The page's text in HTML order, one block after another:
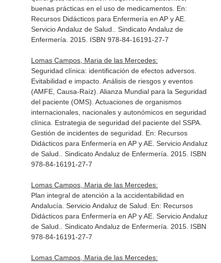
buenas prácticas en el uso de medicamentos. En:
Recursos Didácticos para Enfermería en AP y AE.
Servicio Andaluz de Salud.
. Sindicato Andaluz de
Enfermería. 2015. ISBN 978-84-16191-27-7
Lomas Campos, Maria de las Mercedes:
Seguridad clínica: identificación de efectos adversos.
Evitabilidad e impacto. Análisis de riesgos y eventos
(AMFE, Causa-Raíz). Alianza Mundial para la Seguridad
del paciente (OMS). Actuaciones de organismos
internacionales, nacionales y autonómicos en seguridad
clínica. Estrategia de seguridad del paciente del SSPA.
Gestión de incidentes de seguridad. En: Recursos
Didácticos para Enfermería en AP y AE. Servicio Andaluz
de Salud.
. Sindicato Andaluz de Enfermería. 2015. ISBN
978-84-16191-27-7
Lomas Campos, Maria de las Mercedes:
Plan integral de atención a la accidentabilidad en
Andalucía. Servicio Andaluz de Salud. En: Recursos
Didácticos para Enfermería en AP y AE. Servicio Andaluz
de Salud.
. Sindicato Andaluz de Enfermería. 2015. ISBN
978-84-16191-27-7
Lomas Campos, Maria de las Mercedes: